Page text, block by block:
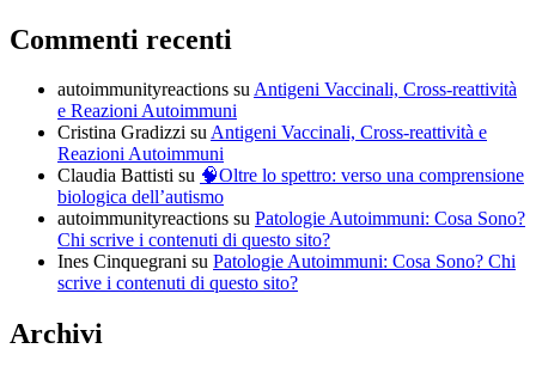
Commenti recenti
autoimmunityreactions suAntigeni Vaccinali, Cross-reattività
e Reazioni Autoimmuni
Cristina Gradizzi suAntigeni Vaccinali, Cross-reattività e
Reazioni Autoimmuni
Claudia Battisti su 🧠Oltre lo spettro: verso una comprensione
biologica dell’autismo
autoimmunityreactions su Patologie Autoimmuni: Cosa Sono?
Chi scrive i contenuti di questo sito?
Ines Cinquegrani su Patologie Autoimmuni: Cosa Sono? Chi
scrive i contenuti di questo sito?
Archivi